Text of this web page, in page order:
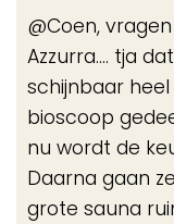
@Coen,
Azzurra.... tja
schijnbaar heel
bioscoop
nu wordt de
Daarna gaan
grote sauna